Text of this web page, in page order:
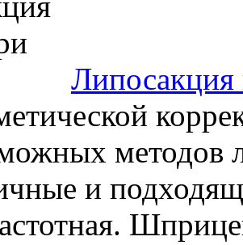
Липосакция
методов
и